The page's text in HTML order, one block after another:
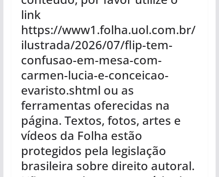
link
https://www1.folha.uol.com.br/
ilustrada/2026/07/flip-tem-
confusao-em-mesa-com-
carmen-lucia-e-conceicao-
evaristo.shtml ou as
ferramentas oferecidas na
página. Textos, fotos, artes e
vídeos da Folha estão
protegidos pela legislação
brasileira sobre direito autoral.